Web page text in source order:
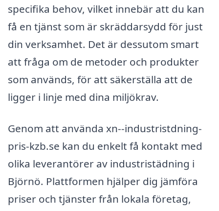
specifika behov, vilket innebär att du kan
få en tjänst som är skräddarsydd för just
din verksamhet. Det är dessutom smart
att fråga om de metoder och produkter
som används, för att säkerställa att de
ligger i linje med dina miljökrav.
Genom att använda xn--industristdning-
pris-kzb.se kan du enkelt få kontakt med
olika leverantörer av industristädning i
Björnö. Plattformen hjälper dig jämföra
priser och tjänster från lokala företag,